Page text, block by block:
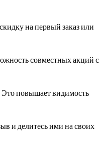
на первый заказ или
совместных акций с
Это повышает видимость
и делитесь ими на своих